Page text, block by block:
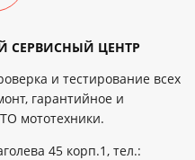
СЕРВИСНЫЙ ЦЕНТР
и тестирование всех
гарантийное и
мототехники.
45 корп.1, тел.: